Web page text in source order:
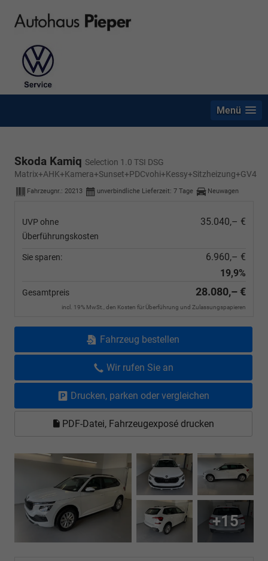
Menü
Skoda Kamiq Selection 1.0 TSI DSG
Matrix+AHK+Kamera+Sunset+PDCvohi+Kessy+Sitzheizung+GV4
Fahrzeugnr.: 20213 unverbindliche Lieferzeit: 7 Tage Neuwagen
UVP ohne
Überführungskosten
35.040,– €
Sie sparen:
6.960,– €
19,9%
Gesamtpreis 28.080,– €
incl. 19% MwSt., den Kosten für Überführung und Zulassungspapieren
Fahrzeug bestellen
Wir rufen Sie an
Drucken, parken oder vergleichen
PDF-Datei, Fahrzeugexposé drucken
+15